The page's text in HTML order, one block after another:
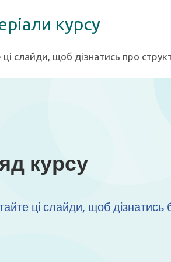
курсу
слайди, щоб дізнатись про